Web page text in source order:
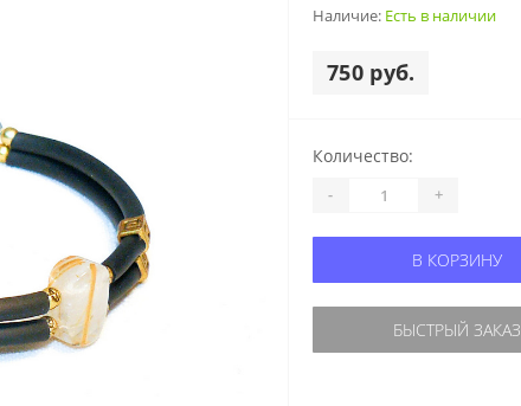
Наличие: Есть в наличии
750 руб.
Количество:
- +
В КОРЗИНУ
БЫСТРЫЙ ЗАКАЗ